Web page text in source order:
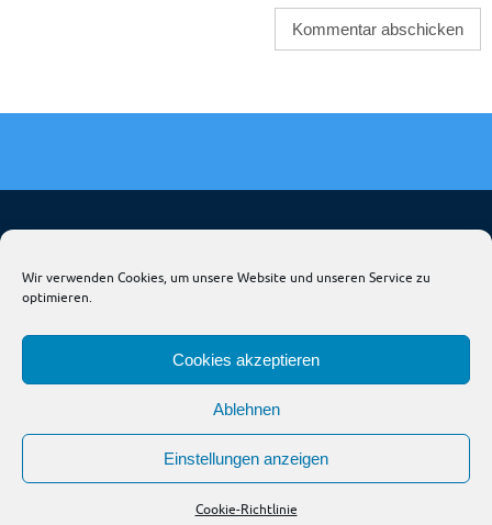
Wir verwenden Cookies, um unsere Website und unseren Service zu
optimieren.
Cookies akzeptieren
Ablehnen
Einstellungen anzeigen
Cookie-Richtlinie
TRIG DEUTSCHLAND
THIESEN ACL
All rights reserved by AVIOFOX© 2023